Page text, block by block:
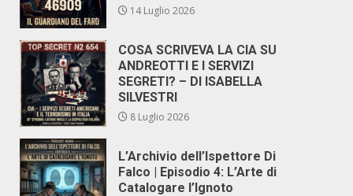
14 Luglio 2026
COSA SCRIVEVA LA CIA SU
ANDREOTTI E I SERVIZI
SEGRETI? – DI ISABELLA
SILVESTRI
8 Luglio 2026
L’Archivio dell’Ispettore Di
Falco | Episodio 4: L’Arte di
Catalogare l’Ignoto